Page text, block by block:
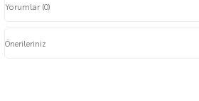
Yorumlar (0)
Önerileriniz